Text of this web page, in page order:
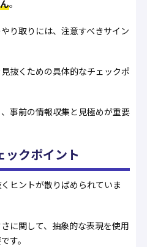
。
り取りには、注意すべきサイン
抜くための具体的なチェックポ
事前の情報収集と見極めが重要
ックポイント
ヒントが散りばめられていま
に関して、抽象的な表現を使用
す。